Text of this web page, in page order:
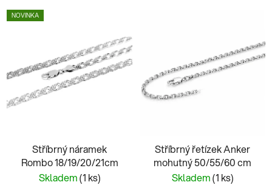
NOVINKA
Stříbrný náramek
Rombo 18/19/20/21cm
Skladem(1 ks)
Stříbrný řetízek Anker
mohutný 50/55/60 cm
Skladem(1 ks)